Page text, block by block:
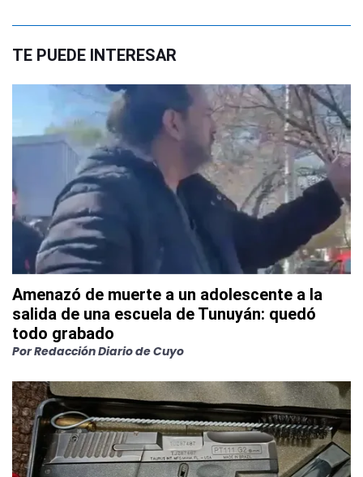
TE PUEDE INTERESAR
Amenazó de muerte a un adolescente a la
salida de una escuela de Tunuyán: quedó
todo grabado
PorRedacción Diario de Cuyo